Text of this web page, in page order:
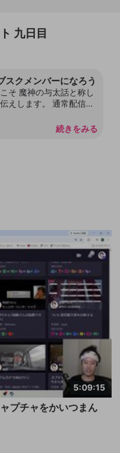
九日目
スクメンバーになろう
そ 魔神の与太話と称し
えします。 通常配信で
ん。 配信内容をリーク
て頂く場合があるので
尚、過度な連
続きをみる
5:09:15
プチャをかいつまん